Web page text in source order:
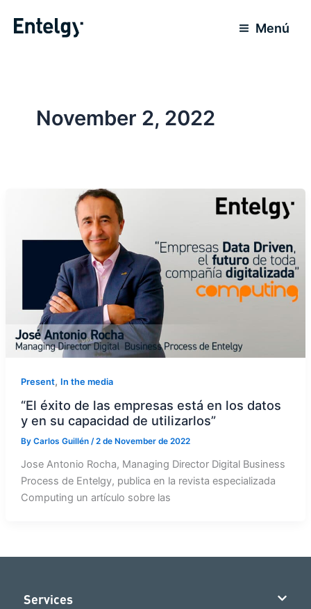
Menú
November 2, 2022
Present, In the media
“El éxito de las empresas está en los datos
y en su capacidad de utilizarlos”
By Carlos Guillén /2 de November de 2022
Jose Antonio Rocha, Managing Director Digital Business
Process de Entelgy, publica en la revista especializada
Computing un artículo sobre las
Services